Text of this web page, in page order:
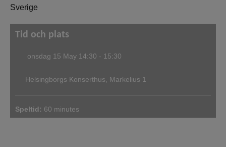
Sverige
Tid och plats
onsdag 15 May 14:30 - 15:30
Helsingborgs Konserthus, Markelius 1
Speltid: 60 minutes